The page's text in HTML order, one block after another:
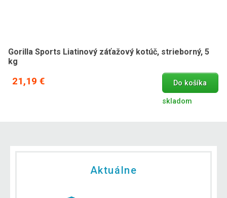
Gorilla Sports Liatinový záťažový kotúč, strieborný, 5
kg
21,19 € Do košíka
skladom
Aktuálne